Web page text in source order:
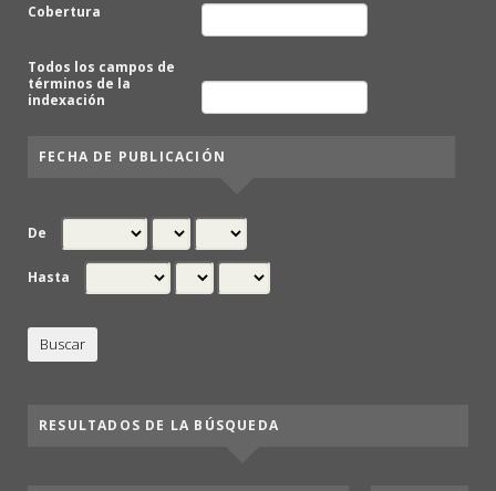
Cobertura
Todos los campos de
términos de la
indexación
FECHA DE PUBLICACIÓN
De
Hasta
RESULTADOS DE LA BÚSQUEDA